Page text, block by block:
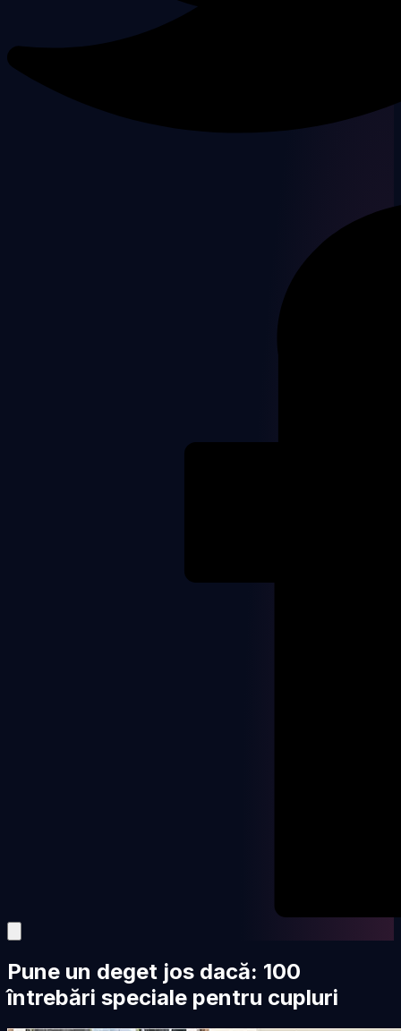
Pune un deget jos dacă: 100
întrebări speciale pentru cupluri